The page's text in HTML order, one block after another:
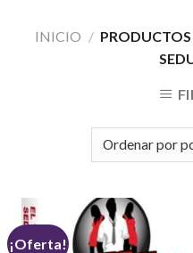
INICIO /
¡Oferta!